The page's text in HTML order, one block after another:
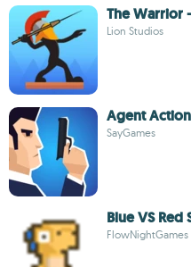
The Warrior
Lion Studios
Agent Action
SayGames
Blue VS Red
FlowNightGames